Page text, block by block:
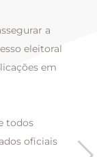
a
eleitoral
em
todos
oficiais